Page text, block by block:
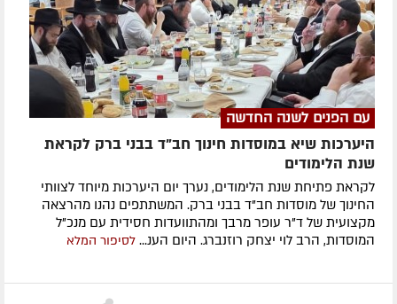
עם הפנים לשנה החדשה
היערכות שיא במוסדות חינוך חב"ד בבני ברק לקראת
שנת הלימודים
לקראת פתיחת שנת הלימודים, נערך יום היערכות מיוחד לצוותי
החינוך של מוסדות חב"ד בבני ברק. המשתתפים נהנו מהרצאה
מקצועית של ד"ר עופר מרבך ומהתוועדות חסידית עם מנכ"ל
המוסדות, הרב לוי יצחק רוזנברג. היום הענ... לסיפור המלא